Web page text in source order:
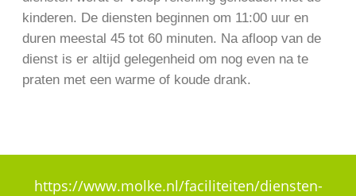
kinderen. De diensten beginnen om 11:00 uur en
duren meestal 45 tot 60 minuten. Na afloop van de
dienst is er altijd gelegenheid om nog even na te
praten met een warme of koude drank.
https://www.molke.nl/faciliteiten/diensten-